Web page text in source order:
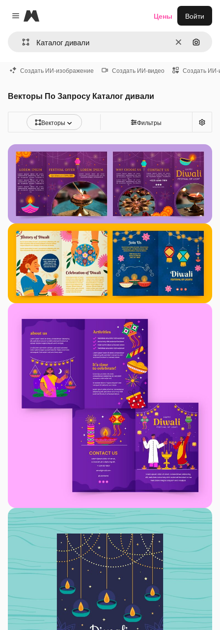
Close menu
Magnific
ОчиститьПоиск
Цены Войти
Создать ИИ-изображение Создать ИИ-видео Создать ИИ-
Векторы По Запросу Каталог дивали
Векторы Фильтры